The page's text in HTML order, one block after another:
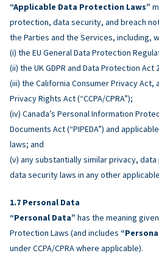
“Applicable Data Protection Laws”
protection, data security, and breach
the Parties and the Services, including,
(i) the EU General Data Protection
(ii) the UK GDPR and Data Protection Act
(iii) the California Consumer Privacy Act,
Privacy Rights Act (“CCPA/CPRA”);
(iv) Canada’s Personal Information
Documents Act (“PIPEDA”) and
laws; and
(v) any substantially similar privacy,
data security laws in any other
Personal Data
“Personal Data” has the meaning
Protection Laws (and includes
under CCPA/CPRA where applicable).